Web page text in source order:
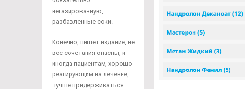
негазированную,
разбавленные соки.
Конечно, пишет издание, не
все сочетания опасны, и
иногда пациентам, хорошо
реагирующим на лечение,
лучше придерживаться